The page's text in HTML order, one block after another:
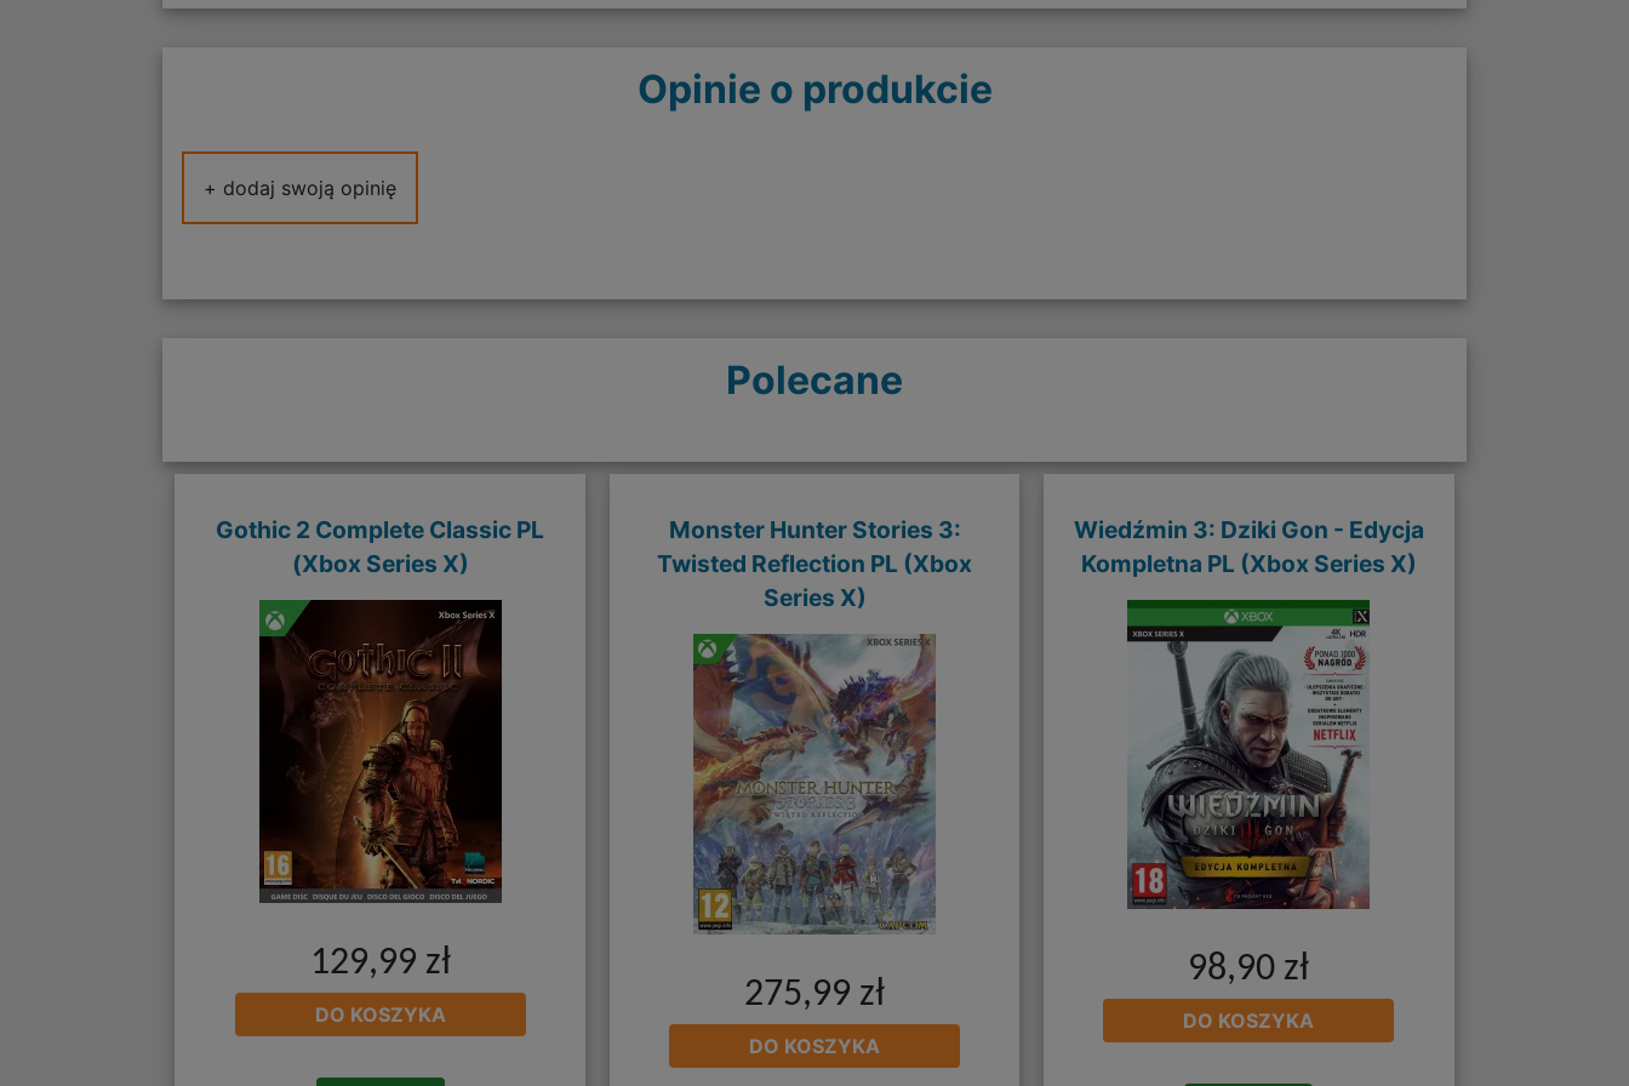
Opinie o produkcie
+ dodaj swoją opinię
Polecane
Gothic 2 Complete Classic PL
(Xbox Series X)
129,99 zł
DO KOSZYKA
Monster Hunter Stories 3:
Twisted Reflection PL (Xbox
Series X)
275,99 zł
DO KOSZYKA
Wiedźmin 3: Dziki Gon - Edycja
Kompletna PL (Xbox Series X)
98,90 zł
DO KOSZYKA